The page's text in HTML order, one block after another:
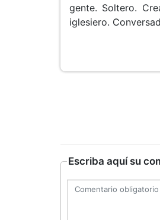
gente. Soltero.
iglesiero.
Escriba aquí su